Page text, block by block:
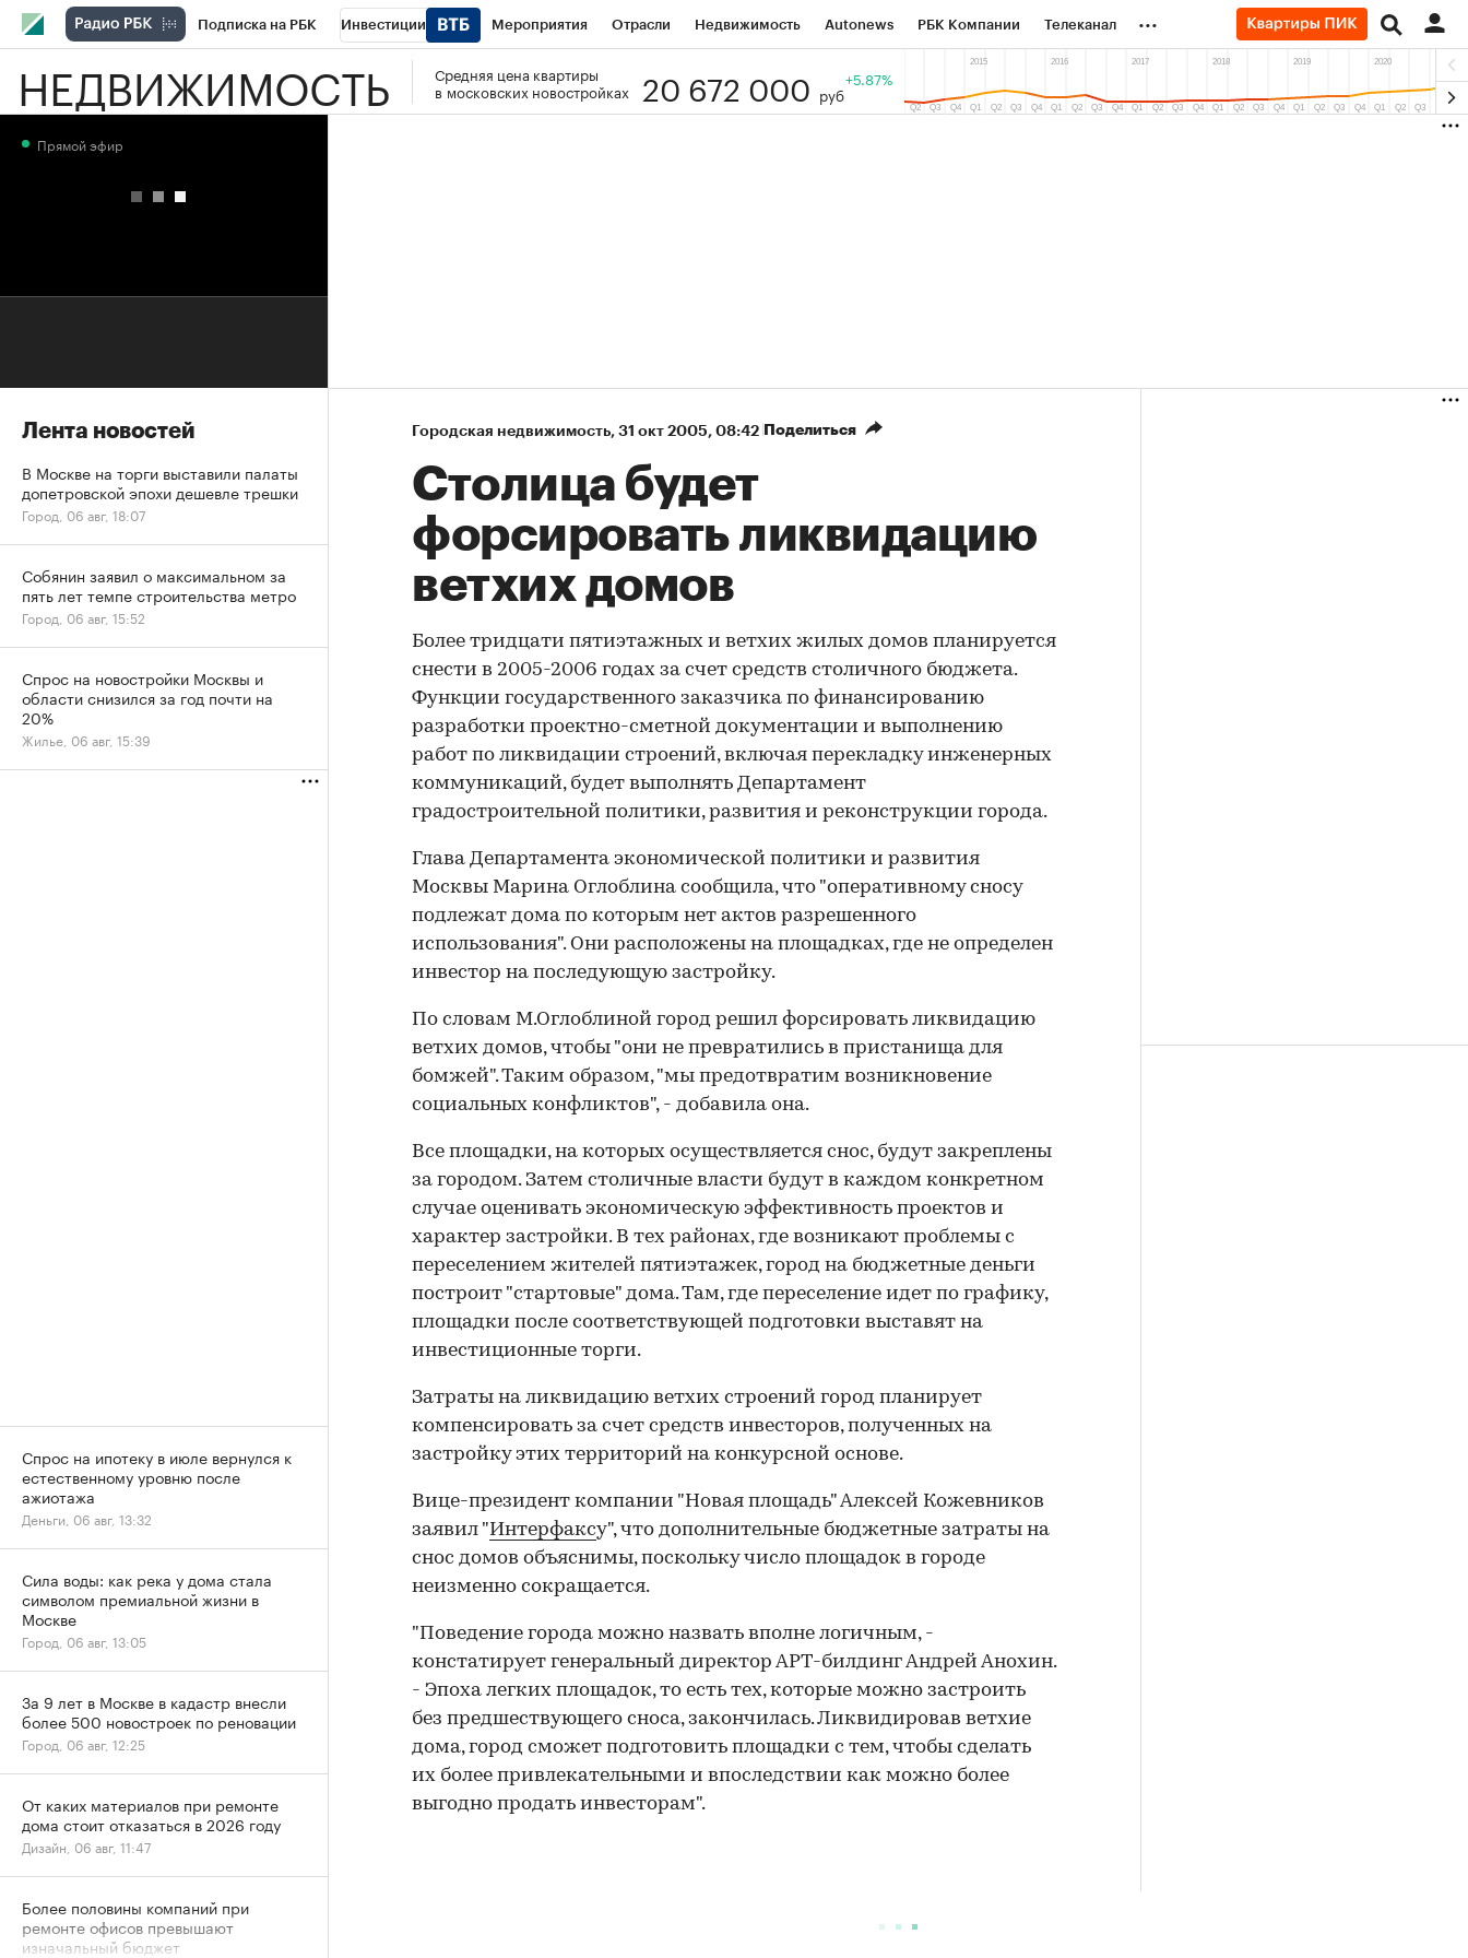
Подписка на РБК Инвестиции Мероприятия Отрасли Недвижимость Autonews РБК Компании Телеканал
РБК Вино Спорт Школа управления РБК РБК Образование Тренды
...
НЕДВИЖИМОСТЬ
Средняя цена квартиры
в московских новостройках
20 672 000 руб
+5.87%
Городская недвижимость⁠, 31 окт 2005, 08:42 Поделиться
Столица будет
форсировать ликвидацию
ветхих домов
Более тридцати пятиэтажных и ветхих жилых домов планируется
снести в 2005-2006 годах за счет средств столичного бюджета.
Функции государственного заказчика по финансированию
разработки проектно-сметной документации и выполнению
работ по ликвидации строений, включая перекладку инженерных
коммуникаций, будет выполнять Департамент
градостроительной политики, развития и реконструкции города.
Глава Департамента экономической политики и развития
Москвы Марина Оглоблина сообщила, что "оперативному сносу
подлежат дома по которым нет актов разрешенного
использования". Они расположены на площадках, где не определен
инвестор на последующую застройку.
По словам М.Оглоблиной город решил форсировать ликвидацию
ветхих домов, чтобы "они не превратились в пристанища для
бомжей". Таким образом, "мы предотвратим возникновение
социальных конфликтов", - добавила она.
Все площадки, на которых осуществляется снос, будут закреплены
за городом. Затем столичные власти будут в каждом конкретном
случае оценивать экономическую эффективность проектов и
характер застройки. В тех районах, где возникают проблемы с
переселением жителей пятиэтажек, город на бюджетные деньги
построит "стартовые" дома. Там, где переселение идет по графику,
площадки после соответствующей подготовки выставят на
инвестиционные торги.
Затраты на ликвидацию ветхих строений город планирует
компенсировать за счет средств инвесторов, полученных на
застройку этих территорий на конкурсной основе.
Вице-президент компании "Новая площадь" Алексей Кожевников
заявил "Интерфаксу", что дополнительные бюджетные затраты на
снос домов объяснимы, поскольку число площадок в городе
неизменно сокращается.
"Поведение города можно назвать вполне логичным, -
констатирует генеральный директор АРТ-билдинг Андрей Анохин.
- Эпоха легких площадок, то есть тех, которые можно застроить
без предшествующего сноса, закончилась. Ликвидировав ветхие
дома, город сможет подготовить площадки с тем, чтобы сделать
их более привлекательными и впоследствии как можно более
выгодно продать инвесторам".
Прямой эфир
Лента новостей
В Москве на торги выставили палаты
допетровской эпохи дешевле трешки
Город, 06 авг, 18:07
Собянин заявил о максимальном за
пять лет темпе строительства метро
Город, 06 авг, 15:52
Спрос на новостройки Москвы и
области снизился за год почти на
20%
Жилье, 06 авг, 15:39
Спрос на ипотеку в июле вернулся к
естественному уровню после
ажиотажа
Деньги, 06 авг, 13:32
Сила воды: как река у дома стала
символом премиальной жизни в
Москве
Город, 06 авг, 13:05
За 9 лет в Москве в кадастр внесли
более 500 новостроек по реновации
Город, 06 авг, 12:25
От каких материалов при ремонте
дома стоит отказаться в 2026 году
Дизайн, 06 авг, 11:47
Более половины компаний при
ремонте офисов превышают
изначальный бюджет